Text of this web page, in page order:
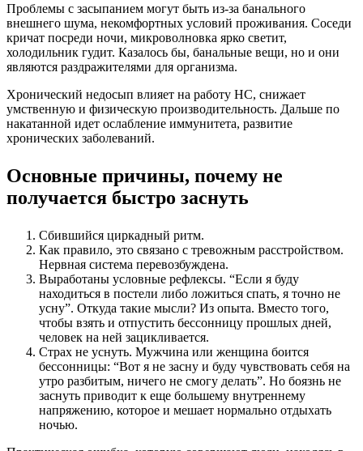
Проблемы с засыпанием могут быть из-за банального
внешнего шума, некомфортных условий проживания. Соседи
кричат посреди ночи, микроволновка ярко светит,
холодильник гудит. Казалось бы, банальные вещи, но и они
являются раздражителями для организма.
Хронический недосып влияет на работу НС, снижает
умственную и физическую производительность. Дальше по
накатанной идет ослабление иммунитета, развитие
хронических заболеваний.
Основные причины, почему не
получается быстро заснуть
Сбившийся циркадный ритм.
Как правило, это связано с тревожным расстройством.
Нервная система перевозбуждена.
Выработаны условные рефлексы. “Если я буду
находиться в постели либо ложиться спать, я точно не
усну”. Откуда такие мысли? Из опыта. Вместо того,
чтобы взять и отпустить бессонницу прошлых дней,
человек на ней зацикливается.
Страх не уснуть. Мужчина или женщина боится
бессонницы: “Вот я не засну и буду чувствовать себя на
утро разбитым, ничего не смогу делать”. Но боязнь не
заснуть приводит к еще большему внутреннему
напряжению, которое и мешает нормально отдыхать
ночью.